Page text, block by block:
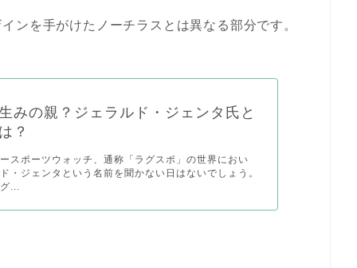
ンを手がけたノーチラスとは異なる部分です。
みの親？ジェラルド・ジェンタ氏と
？
スポーツウォッチ、通称「ラグスポ」の世界におい
・ジェンタという名前を聞かない日はないでしょう。
...